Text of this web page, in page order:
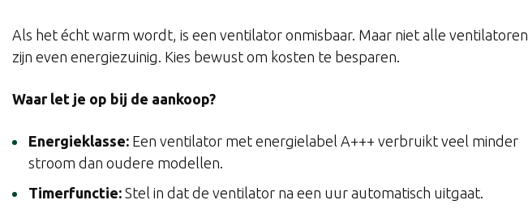
Als het écht warm wordt, is een ventilator onmisbaar. Maar niet alle ventilatoren
zijn even energiezuinig. Kies bewust om kosten te besparen.
Waar let je op bij de aankoop?
Energieklasse: Een ventilator met energielabel A+++ verbruikt veel minder
stroom dan oudere modellen.
Timerfunctie: Stel in dat de ventilator na een uur automatisch uitgaat.